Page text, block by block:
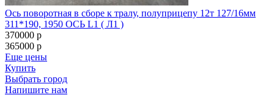
Ось поворотная в сборе к тралу, полуприцепу 12т 127/16мм
311*190, 1950 ОСЬ L1 ( Л1 )
370000 p
365000 p
Еще цены
Купить
Выбрать город
Напишите нам